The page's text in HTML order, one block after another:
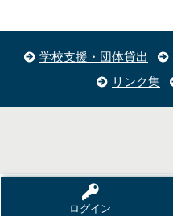
ログイン
学校支援・団体貸出
リンク集